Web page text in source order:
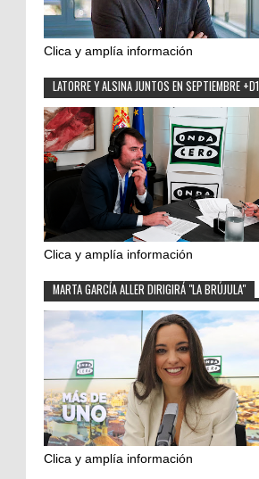
Clica y amplía información
LATORRE Y ALSINA JUNTOS EN SEPTIEMBRE +D1
Clica y amplía información
MARTA GARCÍA ALLER DIRIGIRÁ "LA BRÚJULA"
Clica y amplía información